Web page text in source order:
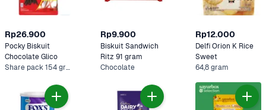
Rp26.900
Pocky Biskuit
Share pack 154 gram
Rp9.900
Biskuit Sandwich
Ritz 91 gram
Chocolate
Rp12.000
Delfi Orion K Rice
64,8 gram